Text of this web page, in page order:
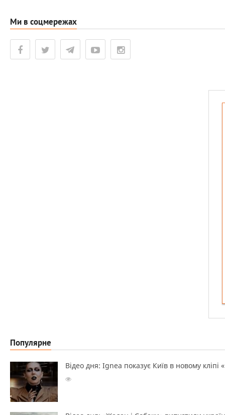
Ми в соцмережах
Популярне
Відео дня: Ignea показує Київ в новому кліпі